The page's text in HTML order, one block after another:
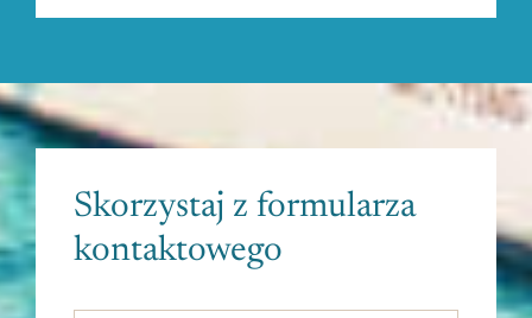
Skorzystaj z formularza
kontaktowego